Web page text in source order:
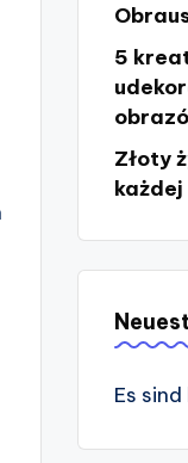
5
Złoty
Es